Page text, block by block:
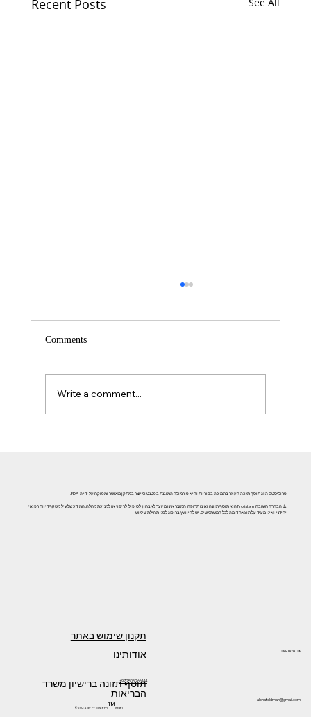
Recent Posts See All
Comments
Write a comment...
©2024 by Prolistem™Israel
פרוליסטם הוא תוסף תזונה העוזר בתמיכה בפוריות והיא פורמולה המוגנת בפטנט ומיוצר במתקן מאושר ומפוקח על ידי ה-FDA.
⚠️ הבהרה חשובה: Prolistem הוא תוסף תזונה ואינו תרופה. המוצר אינו מיועד לאבחון, לטיפול, לריפוי או למניעת מחלה. המידע שלעיל משקף דיווח רפואי
יחידני, ואינו מעיד על תוצאה דומה לכל המשתמשים. יש להיוועץ ברופא לפני תחילת שימוש.
אודותינו
תקנון שימוש באתר
תוסף תזונה ברישיון משרד
הבריאות alonafeldman@gmail.com
צרו איתנו קשר
+972505266144